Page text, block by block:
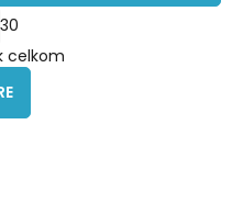
30
celkom